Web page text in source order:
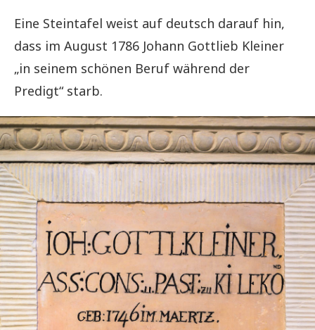
Eine Steintafel weist auf deutsch darauf hin,
dass im August 1786 Johann Gottlieb Kleiner
„in seinem schönen Beruf während der
Predigt“ starb.